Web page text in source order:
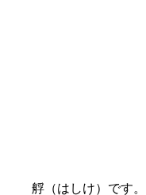
艀（はしけ）です。